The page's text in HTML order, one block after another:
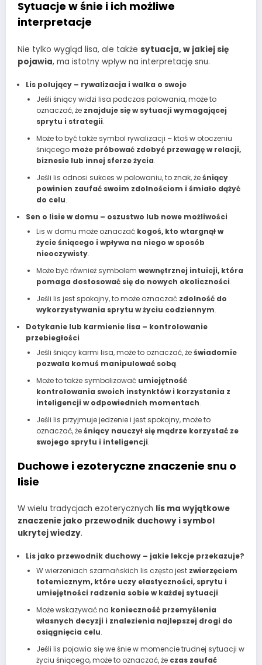
Sytuacje w śnie i ich możliwe
interpretacje
Nie tylko wygląd lisa, ale także sytuacja, w jakiej się
pojawia, ma istotny wpływ na interpretację snu.
Lis polujący – rywalizacja i walka o swoje
Jeśli śniący widzi lisa podczas polowania, może to
oznaczać, że znajduje się w sytuacji wymagającej
sprytu i strategii.
Może to być także symbol rywalizacji – ktoś w otoczeniu
śniącego może próbować zdobyć przewagę w relacji,
biznesie lub innej sferze życia.
Jeśli lis odnosi sukces w polowaniu, to znak, żeśniący
powinien zaufać swoim zdolnościom i śmiało dążyć
do celu.
Sen o lisie w domu – oszustwo lub nowe możliwości
Lis w domu może oznaczać kogoś, kto wtargnął w
życie śniącego i wpływa na niego w sposób
nieoczywisty.
Może być również symbolem wewnętrznej intuicji, która
pomaga dostosować się do nowych okoliczności.
Jeśli lis jest spokojny, to może oznaczać zdolność do
wykorzystywania sprytu w życiu codziennym.
Dotykanie lub karmienie lisa – kontrolowanie
przebiegłości
Jeśli śniący karmi lisa, może to oznaczać, żeświadomie
pozwala komuś manipulować sobą.
Może to także symbolizować umiejętność
kontrolowania swoich instynktów i korzystania z
inteligencji w odpowiednich momentach.
Jeśli lis przyjmuje jedzenie i jest spokojny, może to
oznaczać, żeśniący nauczył się mądrze korzystać ze
swojego sprytu i inteligencji.
Duchowe i ezoteryczne znaczenie snu o
lisie
W wielu tradycjach ezoterycznych lis ma wyjątkowe
znaczenie jako przewodnik duchowy i symbol
ukrytej wiedzy.
Lis jako przewodnik duchowy – jakie lekcje przekazuje?
W wierzeniach szamańskich lis często jest zwierzęciem
totemicznym, które uczy elastyczności, sprytu i
umiejętności radzenia sobie w każdej sytuacji.
Może wskazywać na konieczność przemyślenia
własnych decyzji i znalezienia najlepszej drogi do
osiągnięcia celu.
Jeśli lis pojawia się we śnie w momencie trudnej sytuacji w
życiu śniącego, może to oznaczać, że czas zaufać